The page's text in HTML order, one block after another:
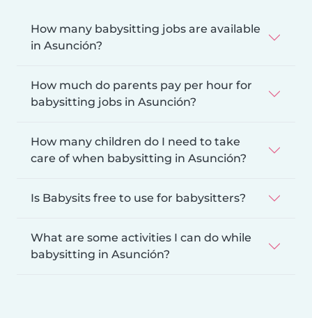
How many babysitting jobs are available
in Asunción?
How much do parents pay per hour for
babysitting jobs in Asunción?
How many children do I need to take
care of when babysitting in Asunción?
Is Babysits free to use for babysitters?
What are some activities I can do while
babysitting in Asunción?